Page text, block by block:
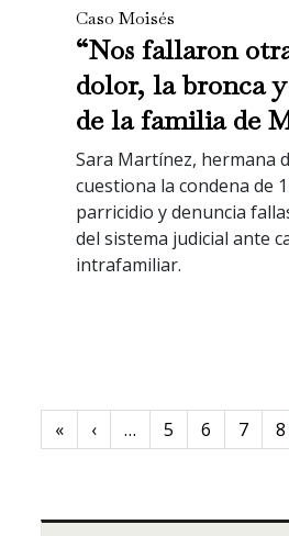
Caso Moisés
“Nos fallaron
dolor, la bronca
de la familia de
Sara Martínez, hermana
cuestiona la condena de
parricidio y denuncia
del sistema judicial ante
intrafamiliar.
Paginación
«First page
‹Previous page
… 5 6 7 8